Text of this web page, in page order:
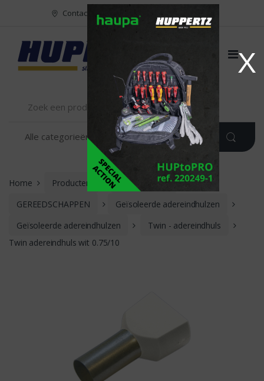
X
Contact
Home Producten
INSTALLATIE
GEREEDSCHAPPEN
Geïsoleerde adereindhulzen
Geïsoleerde adereindhulzen
Twin - adereindhuls
Twin adereindhuls wit 0.75/10